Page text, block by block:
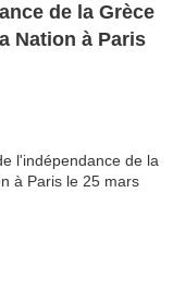
de la Grèce
Nation à Paris